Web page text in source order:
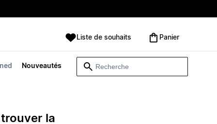
Nouveautés
Liste de souhaits Panier
la